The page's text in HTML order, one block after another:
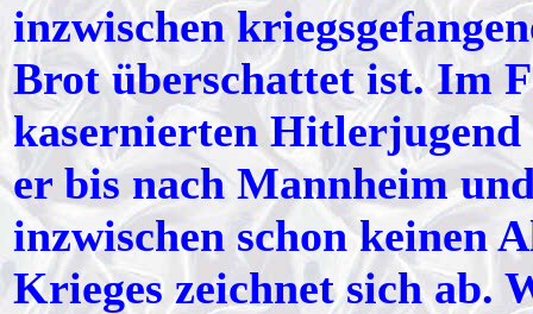
inzwischen
Brot überschattet ist. Im
kasernierten
er bis nach Mannheim
inzwischen schon keinen
Krieges zeichnet sich ab.